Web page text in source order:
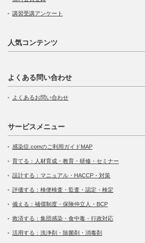
講習受講アンケート
人気コンテンツ
よくある問い合わせ
よくあるお問い合わせ
サービスメニュー
感染症.comのご利用ガイドMAP
育てる：人材育成・教育・研修・セミナー
設計する：マニュアル・HACCP・対策
評価する：検便検査・監査・認定・検定
備える：補償制度・保険仲立人・BCP
救済する：集団感染・食中毒・行政対応
活用する：洗浄剤・除菌剤・消毒剤